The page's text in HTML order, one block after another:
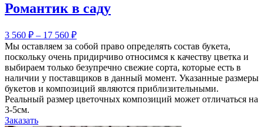
Романтик в саду
3 560 ₽ – 17 560 ₽
Мы оставляем за собой право определять состав букета,
поскольку очень придирчиво относимся к качеству цветка и
выбираем только безупречно свежие сорта, которые есть в
наличии у поставщиков в данный момент. Указанные размеры
букетов и композиций являются приблизительными.
Реальный размер цветочных композиций может отличаться на
3-5см.
Заказать